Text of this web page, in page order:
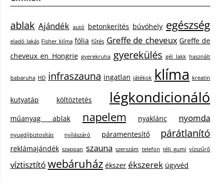
ablak Ajándék autó betonkerítés búvóhely egészség
eladó lakás Fisher klíma fólia fűtés Greffe de cheveux Greffe de
cheveux en Hongrie gyerekruha gyerekülés gél lakk használt
babaruha HD infraszauna ingatlan játékok klíma kreatin
kutyatáp költöztetés légkondicionáló
műanyag ablak napelem nyaklánc nyomda
nyugdíjbiztosítás nyílászáró páramentesítő párátlanító
reklámajándék szappan szauna szerszám telefon téli gumi vízszűrő
víztisztítówebáruház ékszer ékszerek ügyvéd